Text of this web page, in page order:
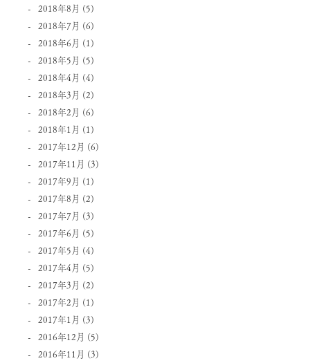
2018年8月 (5)
2018年7月 (6)
2018年6月 (1)
2018年5月 (5)
2018年4月 (4)
2018年3月 (2)
2018年2月 (6)
2018年1月 (1)
2017年12月 (6)
2017年11月 (3)
2017年9月 (1)
2017年8月 (2)
2017年7月 (3)
2017年6月 (5)
2017年5月 (4)
2017年4月 (5)
2017年3月 (2)
2017年2月 (1)
2017年1月 (3)
2016年12月 (5)
2016年11月 (3)